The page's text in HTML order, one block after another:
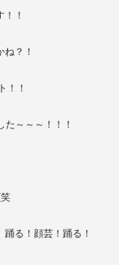
！
？！
！！
た～～～！！！
笑
る！顔芸！踊る！